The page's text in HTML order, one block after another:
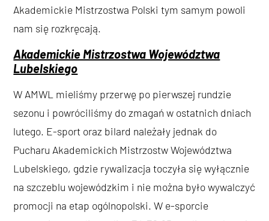
Akademickie Mistrzostwa Polski tym samym powoli
nam się rozkręcają.
Akademickie Mistrzostwa Województwa
Lubelskiego
W AMWL mieliśmy przerwę po pierwszej rundzie
sezonu i powróciliśmy do zmagań w ostatnich dniach
lutego. E-sport oraz bilard należały jednak do
Pucharu Akademickich Mistrzostw Województwa
Lubelskiego, gdzie rywalizacja toczyła się wyłącznie
na szczeblu wojewódzkim i nie można było wywalczyć
promocji na etap ogólnopolski. W e-sporcie